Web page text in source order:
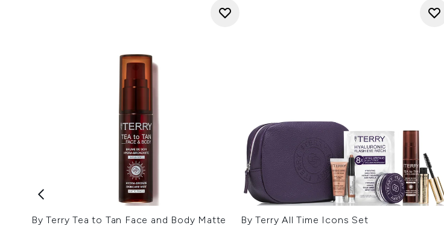
By Terry Tea to Tan Face and Body Matte
By Terry All Time Icons Set